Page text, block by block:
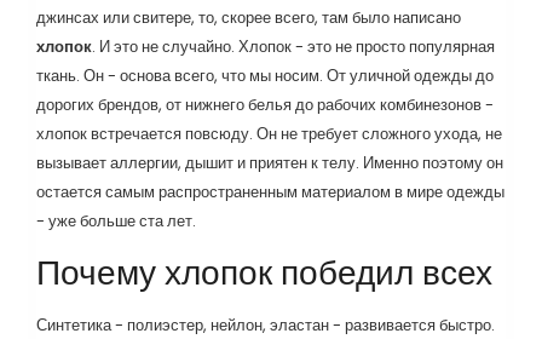
джинсах или свитере, то, скорее всего, там было написано
хлопок. И это не случайно. Хлопок - это не просто популярная
ткань. Он - основа всего, что мы носим. От уличной одежды до
дорогих брендов, от нижнего белья до рабочих комбинезонов -
хлопок встречается повсюду. Он не требует сложного ухода, не
вызывает аллергии, дышит и приятен к телу. Именно поэтому он
остается самым распространенным материалом в мире одежды
- уже больше ста лет.
Почему хлопок победил всех
Синтетика - полиэстер, нейлон, эластан - развивается быстро.